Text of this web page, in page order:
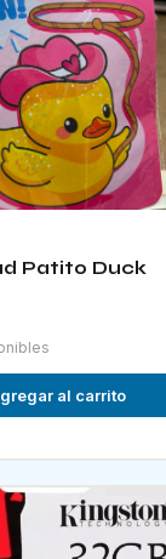
Patito Duck
al carrito